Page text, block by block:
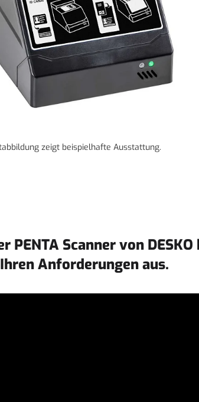
zeigt beispielhafte Ausstattung.
Scanner von
Anforderungen aus.